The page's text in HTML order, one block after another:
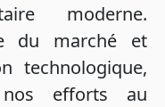
moderne.
du marché et
technologique,
efforts au